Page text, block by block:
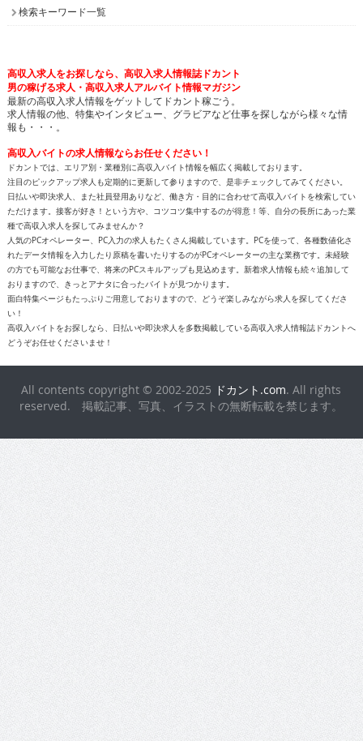
検索キーワード一覧
高収入求人をお探しなら、高収入求人情報誌ドカント
男の稼げる求人・高収入求人アルバイト情報マガジン
最新の高収入求人情報をゲットしてドカント稼ごう。
求人情報の他、特集やインタビュー、グラビアなど仕事を探しながら様々な情
報も・・・。
高収入バイトの求人情報ならお任せください！
ドカントでは、エリア別・業種別に高収入バイト情報を幅広く掲載しております。
注目のピックアップ求人も定期的に更新して参りますので、是非チェックしてみてください。
日払いや即決求人、また社員登用ありなど、働き方・目的に合わせて高収入バイトを検索してい
ただけます。接客が好き！という方や、コツコツ集中するのが得意！等、自分の長所にあった業
種で高収入求人を探してみませんか？
人気のPCオペレーター、PC入力の求人もたくさん掲載しています。PCを使って、各種数値化さ
れたデータ情報を入力したり原稿を書いたりするのがPCオペレーターの主な業務です。未経験
の方でも可能なお仕事で、将来のPCスキルアップも見込めます。新着求人情報も続々追加して
おりますので、きっとアナタに合ったバイトが見つかります。
面白特集ページもたっぷりご用意しておりますので、どうぞ楽しみながら求人を探してくださ
い！
高収入バイトをお探しなら、日払いや即決求人を多数掲載している高収入求人情報誌ドカントへ
どうぞお任せくださいませ！
All contents copyright © 2002-2025 ドカント.com. All rights
reserved. 掲載記事、写真、イラストの無断転載を禁じます。